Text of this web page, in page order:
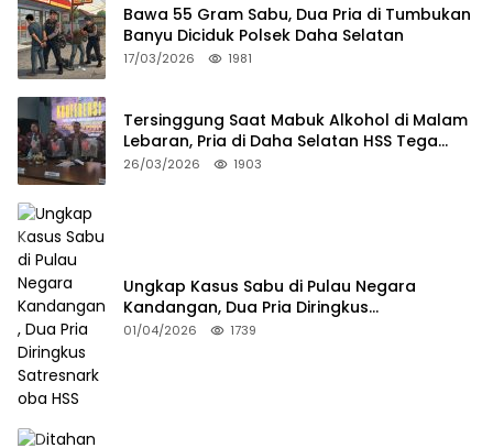
Bawa 55 Gram Sabu, Dua Pria di Tumbukan
Banyu Diciduk Polsek Daha Selatan
17/03/2026 1981
Tersinggung Saat Mabuk Alkohol di Malam
Lebaran, Pria di Daha Selatan HSS Tega
Tusuk Teman Sendiri
26/03/2026 1903
Ungkap Kasus Sabu di Pulau Negara
Kandangan, Dua Pria Diringkus
Satresnarkoba HSS
01/04/2026 1739